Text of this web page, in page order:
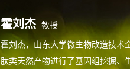
霍刘杰 教授
霍刘杰，山东大学微生物改造技术
肽类天然产物进行了基因组挖掘、